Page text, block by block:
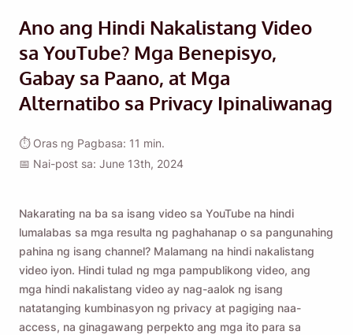
Ano ang Hindi Nakalistang Video
sa YouTube? Mga Benepisyo,
Gabay sa Paano, at Mga
Alternatibo sa Privacy Ipinaliwanag
⏱ Oras ng Pagbasa: 11 min.
📅 Nai-post sa: June 13th, 2024
Nakarating na ba sa isang video sa YouTube na hindi
lumalabas sa mga resulta ng paghahanap o sa pangunahing
pahina ng isang channel? Malamang na hindi nakalistang
video iyon. Hindi tulad ng mga pampublikong video, ang
mga hindi nakalistang video ay nag-aalok ng isang
natatanging kumbinasyon ng privacy at pagiging naa-
access, na ginagawang perpekto ang mga ito para sa